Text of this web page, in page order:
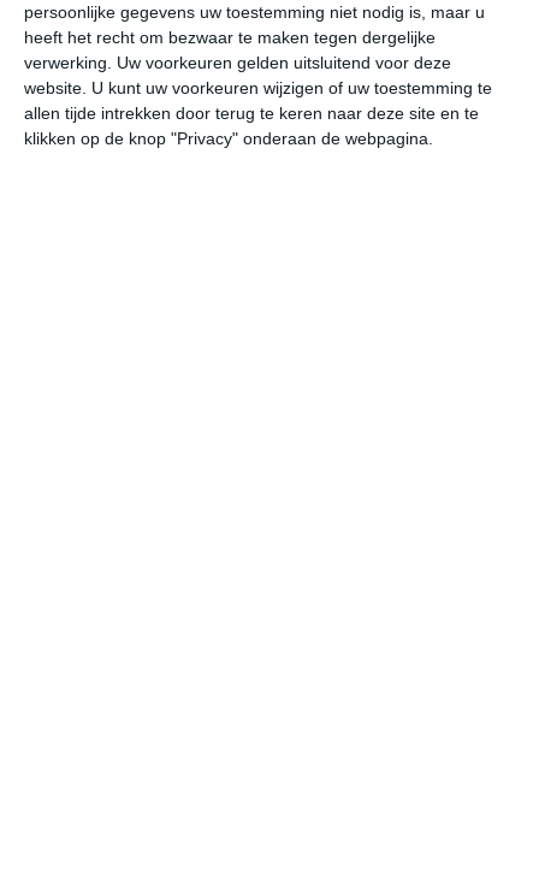
persoonlijke gegevens uw toestemming niet nodig is, maar u
heeft het recht om bezwaar te maken tegen dergelijke
verwerking. Uw voorkeuren gelden uitsluitend voor deze
website. U kunt uw voorkeuren wijzigen of uw toestemming te
allen tijde intrekken door terug te keren naar deze site en te
klikken op de knop "Privacy" onderaan de webpagina.
04:00 07:00 10:00 13:00 16:00
04:00 07:00 10:00 13:00 16:00